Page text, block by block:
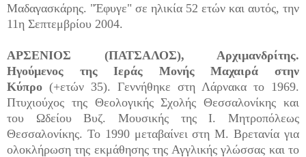
Μαδαγασκάρης. "Έφυγε" σε ηλικία 52 ετών και αυτός, την
11η Σεπτεμβρίου 2004.
ΑΡΣΕΝΙΟΣ (ΠΑΤΣΑΛΟΣ), Αρχιμανδρίτης.
Ηγούμενος της Ιεράς Μονής Μαχαιρά στην
Κύπρο (+ετών 35). Γεννήθηκε στη Λάρνακα το 1969.
Πτυχιούχος της Θεολογικής Σχολής Θεσσαλονίκης και
του Ωδείου Βυζ. Μουσικής της Ι. Μητροπόλεως
Θεσσαλονίκης. Το 1990 μεταβαίνει στη Μ. Βρετανία για
ολοκλήρωση της εκμάθησης της Αγγλικής γλώσσας και το